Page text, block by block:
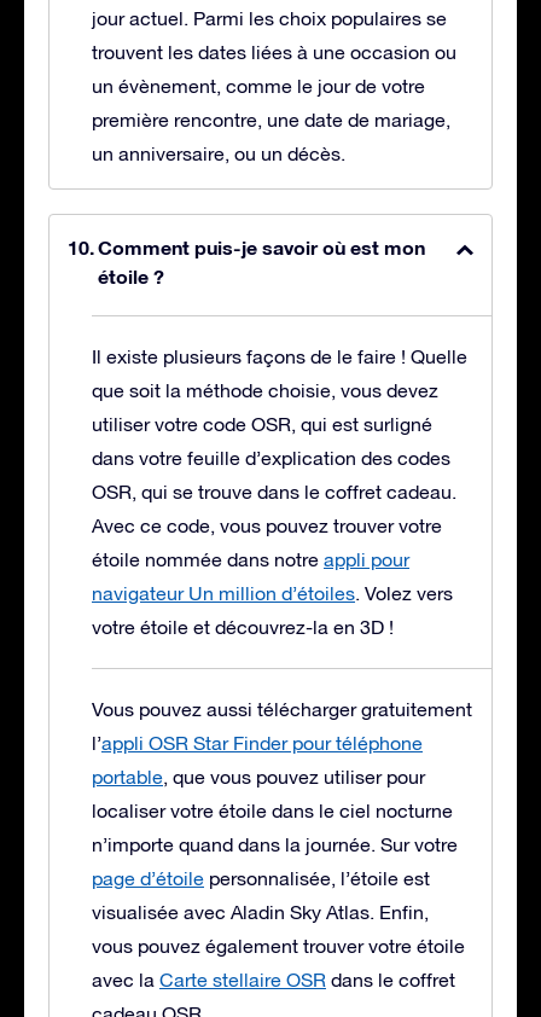
jour actuel. Parmi les choix populaires se
trouvent les dates liées à une occasion ou
un évènement, comme le jour de votre
première rencontre, une date de mariage,
un anniversaire, ou un décès.
Comment puis-je savoir où est mon
étoile ?
Il existe plusieurs façons de le faire ! Quelle
que soit la méthode choisie, vous devez
utiliser votre code OSR, qui est surligné
dans votre feuille d’explication des codes
OSR, qui se trouve dans le coffret cadeau.
Avec ce code, vous pouvez trouver votre
étoile nommée dans notre appli pour
navigateur Un million d’étoiles. Volez vers
votre étoile et découvrez-la en 3D !
Vous pouvez aussi télécharger gratuitement
l’appli OSR Star Finder pour téléphone
portable, que vous pouvez utiliser pour
localiser votre étoile dans le ciel nocturne
n’importe quand dans la journée. Sur votre
page d’étoile personnalisée, l’étoile est
visualisée avec Aladin Sky Atlas. Enfin,
vous pouvez également trouver votre étoile
avec la Carte stellaire OSR dans le coffret